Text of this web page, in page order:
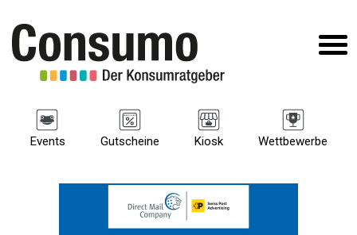
Events Gutscheine Kiosk Wettbewerbe